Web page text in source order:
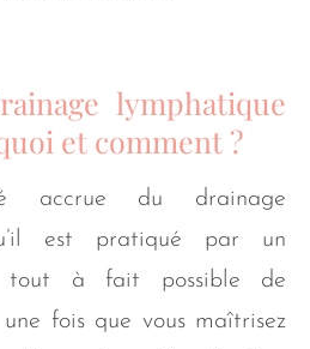
lymphatique
et comment ?
accrue du drainage
est pratiqué par un
tout à fait possible de
fois que vous maîtrisez